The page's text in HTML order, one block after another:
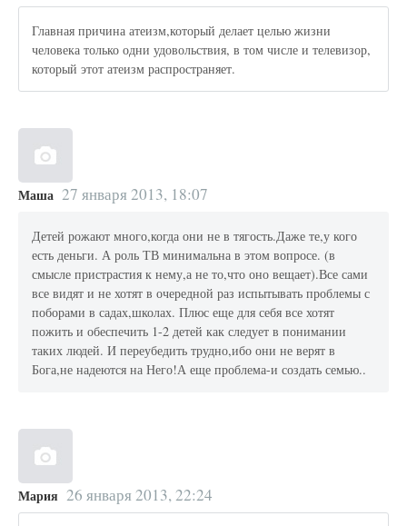
Главная причина атеизм,который делает целью жизни
человека только одни удовольствия, в том числе и телевизор,
который этот атеизм распространяет.
Маша 27 января 2013, 18:07
Детей рожают много,когда они не в тягость.Даже те,у кого
есть деньги. А роль ТВ минимальна в этом вопросе. (в
смысле пристрастия к нему,а не то,что оно вещает).Все сами
все видят и не хотят в очередной раз испытывать проблемы с
поборами в садах,школах. Плюс еще для себя все хотят
пожить и обеспечить 1-2 детей как следует в понимании
таких людей. И переубедить трудно,ибо они не верят в
Бога,не надеются на Него!А еще проблема-и создать семью..
Мария 26 января 2013, 22:24